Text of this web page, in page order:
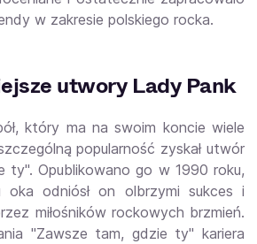
w zakresie polskiego rocka.
utwory Lady Pank
który ma na swoim koncie wiele
popularność zyskał utwór
ty". Opublikowano go w 1990 roku,
oka odniósł on olbrzymi sukces i
miłośników rockowych brzmień.
"Zawsze tam, gdzie ty" kariera